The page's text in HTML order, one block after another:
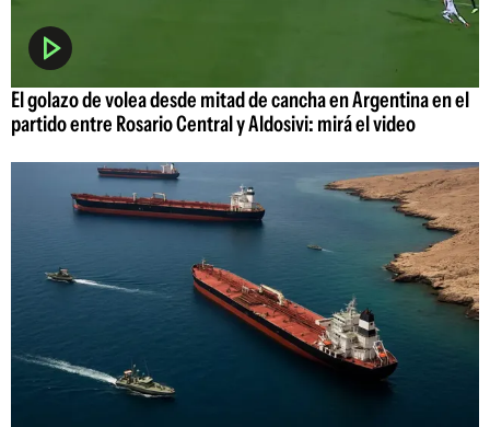
El golazo de volea desde mitad de cancha en Argentina en el
partido entre Rosario Central y Aldosivi: mirá el video